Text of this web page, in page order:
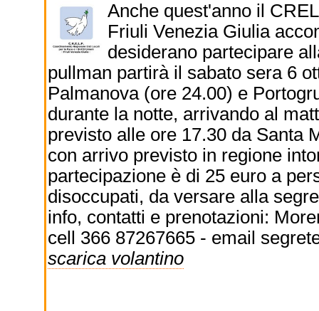
Anche quest'anno il
Friuli Venezia Giulia
desiderano partecipare
pullman partirà il sabato sera 6
Palmanova (ore 24.00) e
durante la notte, arrivando al
previsto alle ore 17.30 da Santa
con arrivo previsto in regione
partecipazione è di 25 euro a
disoccupati, da versare alla
info, contatti e prenotazioni:
cell 366 87267665 - email
scarica volantino